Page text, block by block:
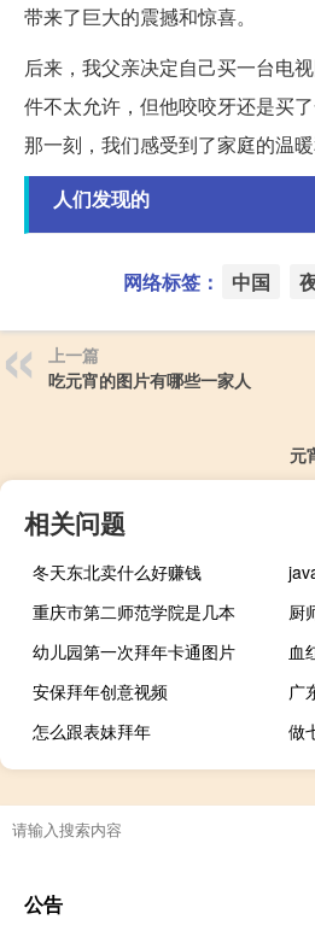
带来了巨大的震撼和惊喜。
后来，我父亲决定自己买一台电
件不太允许，但他咬咬牙还是买了
那一刻，我们感受到了家庭的温暖
人们发现的
网络标签： 中国
上一篇
吃元宵的图片有哪些一家人
元
相关问题
冬天东北卖什么好赚钱
重庆市第二师范学院是几本
厨
幼儿园第一次拜年卡通图片
安保拜年创意视频
广
怎么跟表妹拜年
做
公告